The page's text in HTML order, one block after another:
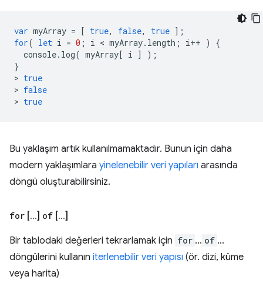
var myArray = [ true, false, true ];
for( let i = 0 ; i < myArray. length ; i++ )
{
console. log( myArray[ i ]
);
}
> true
> false
> true
Bu yaklaşım artık kullanılmamaktadır. Bunun için daha
modern yaklaşımlara yinelenebilir veri yapıları arasında
döngü oluşturabilirsiniz.
for [...] of [...]
Bir tablodaki değerleri tekrarlamak için for ... of ...
döngülerini kullanın iterlenebilir veri yapısı (ör. dizi, küme
veya harita)